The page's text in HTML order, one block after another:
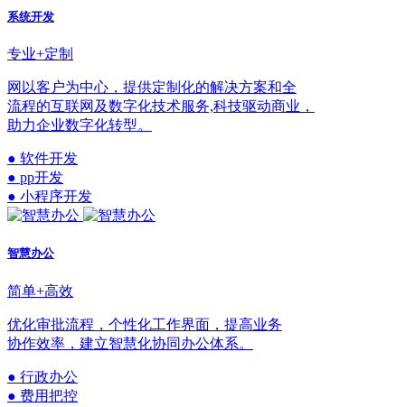
系统开发
专业+定制
网以客户为中心，提供定制化的解决方案和全
流程的互联网及数字化技术服务,科技驱动商业，
助力企业数字化转型。
● 软件开发
● pp开发
● 小程序开发
智慧办公
简单+高效
优化审批流程，个性化工作界面，提高业务
协作效率，建立智慧化协同办公体系。
● 行政办公
● 费用把控